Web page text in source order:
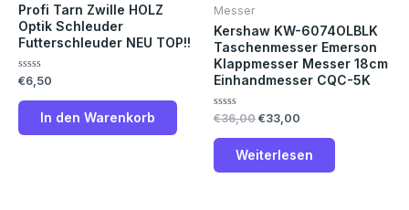
Profi Tarn Zwille HOLZ
Optik Schleuder
Futterschleuder NEU TOP!!
Bewertet
0
€6,50
In den Warenkorb
Messer
Kershaw KW-6074OLBLK
Taschenmesser Emerson
Klappmesser Messer 18cm
Einhandmesser CQC-5K
Bewertet
0
€36,00 €33,00
Weiterlesen